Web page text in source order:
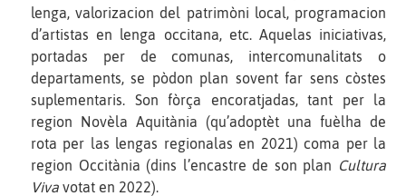
lenga, valorizacion del patrimòni local, programacion
d’artistas en lenga occitana, etc. Aquelas iniciativas,
portadas per de comunas, intercomunalitats o
departaments, se pòdon plan sovent far sens còstes
suplementaris. Son fòrça encoratjadas, tant per la
region Novèla Aquitània (qu’adoptèt una fuèlha de
rota per las lengas regionalas en 2021) coma per la
region Occitània (dins l’encastre de son plan Cultura
Viva votat en 2022).